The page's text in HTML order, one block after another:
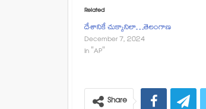
Related
దేశానికే చుక్కానిలా…తెలంగాణ
December 7, 2024
In "AP"
Share